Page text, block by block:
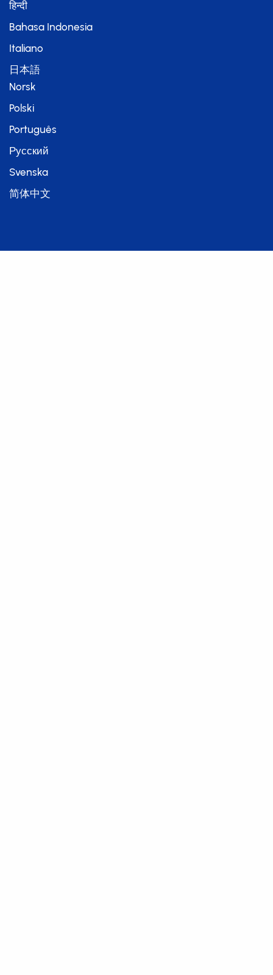
हिन्दी
Bahasa Indonesia
Italiano
日本語
Norsk
Polski
Português
Русский
Svenska
简体中文